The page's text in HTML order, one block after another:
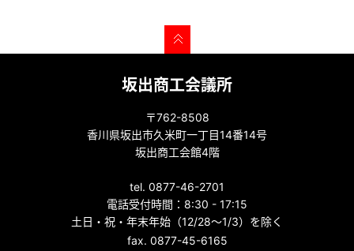
坂出商工会議所
〒762-8508
香川県坂出市久米町一丁目14番14号
坂出商工会館4階
tel. 0877-46-2701
電話受付時間：8:30 - 17:15
土日・祝・年末年始（12/28～1/3）を除く
fax. 0877-45-6165